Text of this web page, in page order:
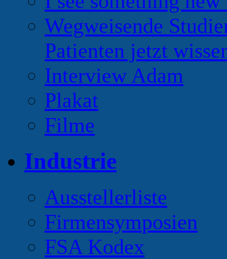
Wegweisende
Patienten jetzt
Interview Adam
Plakat
Filme
Industrie
Ausstellerliste
Firmensymposien
FSA Kodex